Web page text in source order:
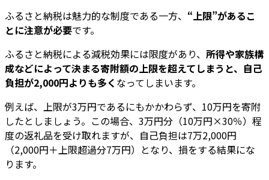
ふるさと納税は魅力的な制度である一方、 “上限”があるこ
とに注意が必要です。
ふるさと納税による減税効果には限度があり、 所得や家族構
成などによって決まる寄附額の上限を超えてしまうと、自己
負担が2,000円よりも多く なってしまいます。
例えば、上限が3万円であるにもかかわらず、10万円を寄附
したとしましょう。この場合、3万円分（10万円×30％）程
度の返礼品を受け取れますが、自己負担は7万2,000円
（2,000円＋上限超過分7万円）となり、損をする結果にな
ります。